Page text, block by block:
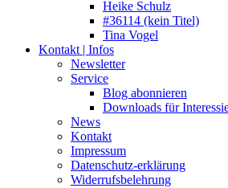
Heike Schulz
#36114 (kein Titel)
Tina Vogel
Kontakt | Infos
Newsletter
Service
Blog abonnieren
Downloads für
News
Kontakt
Impressum
Datenschutz-erklärung
Widerrufsbelehrung